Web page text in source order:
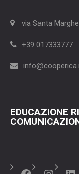
via Santa
+39 017333777
EDUCAZIONE